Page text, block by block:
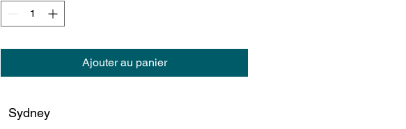
Ajouter au panier
Sydney